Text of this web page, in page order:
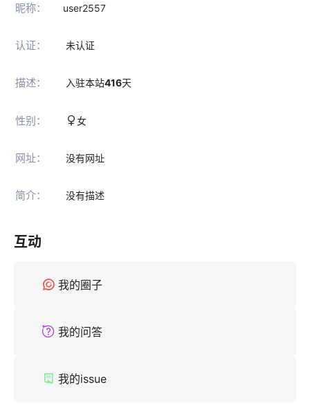
昵称： user2557
认证： 未认证
描述： 入驻本站416天
性别： 女
网址： 没有网址
简介： 没有描述
互动
我的圈子
我的问答
我的issue